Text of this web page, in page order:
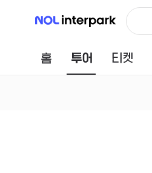
NOL 인터파크
홈 투어